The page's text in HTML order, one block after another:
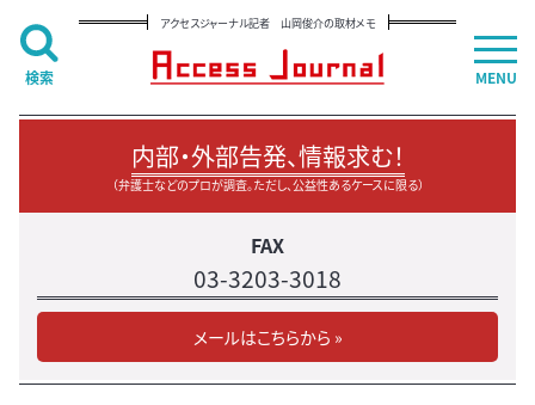
アクセスジャーナル記者 山岡俊介の取材メモ
内部・外部告発、情報求む！
（弁護士などのプロが調査。ただし、公益性あるケースに限る）
FAX
03-3203-3018
メールはこちらから »
MENU
検索